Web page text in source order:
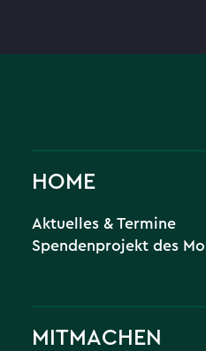
HOME
Aktuelles & Termine
Spendenprojekt des
MITMACHEN